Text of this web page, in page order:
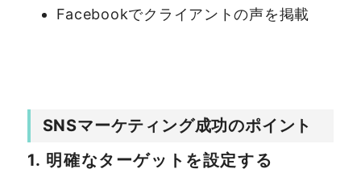
Facebookでクライアントの声を掲載
SNSマーケティング成功のポイント
1. 明確なターゲットを設定する